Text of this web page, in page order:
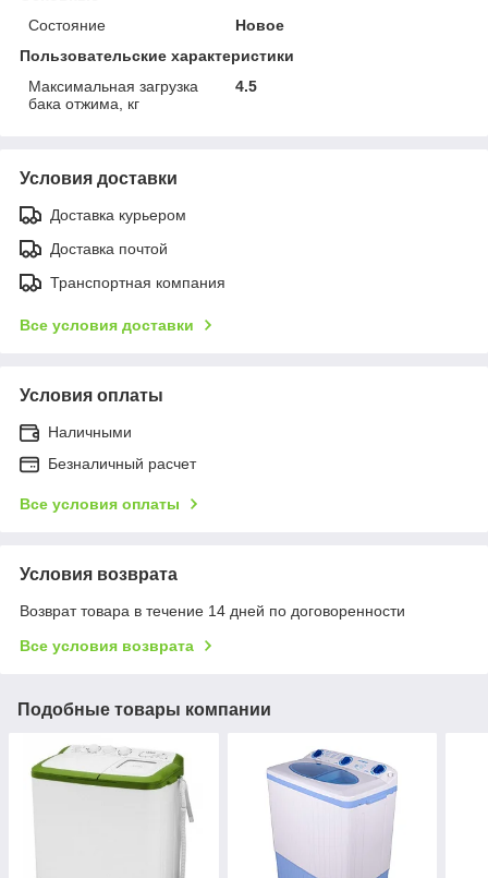
Состояние
Новое
Пользовательские характеристики
Максимальная загрузка
бака отжима, кг
4.5
Условия доставки
Доставка курьером
Доставка почтой
Транспортная компания
Все условия доставки
Условия оплаты
Наличными
Безналичный расчет
Все условия оплаты
Условия возврата
Возврат товара в течение 14 дней по договоренности
Все условия возврата
Подобные товары компании